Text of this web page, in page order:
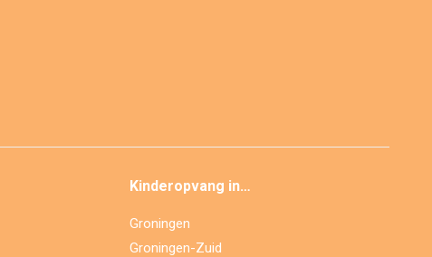
Kinderopvang in…
Groningen
Groningen-Zuid